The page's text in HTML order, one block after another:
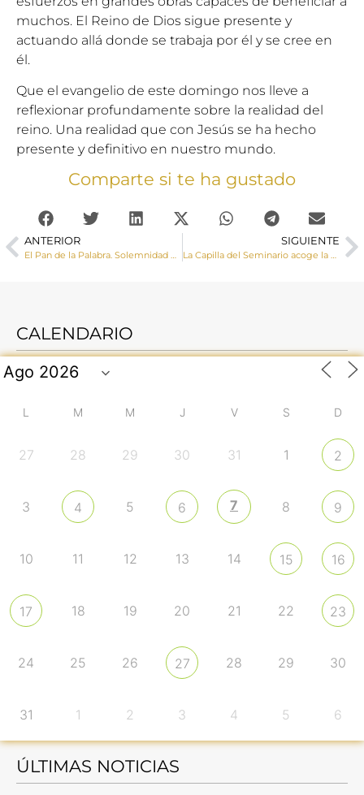
muchos. El Reino de Dios sigue presente y
actuando allá donde se trabaja por él y se cree en
él.
Que el evangelio de este domingo nos lleve a
reflexionar profundamente sobre la realidad del
reino. Una realidad que con Jesús se ha hecho
presente y definitivo en nuestro mundo.
Comparte si te ha gustado
ANTERIOR
El Pan de la Palabra. Solemnidad de la Pentecostés
SIGUIENTE
La Capilla del Seminario acoge la celebración del Rito de Admisión de dos seminaristas
CALENDARIO
L M M J V S D
27 28 29 30 31 1 2
3 4 5 6 7 8 9
10 11 12 13 14 15 16
17 18 19 20 21 22 23
24 25 26 27 28 29 30
31 1 2 3 4 5 6
ÚLTIMAS NOTICIAS